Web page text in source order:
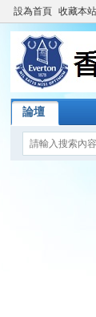
設為首頁 收藏本站
論壇